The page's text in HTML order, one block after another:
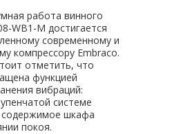
работа винного
WB1-M достигается
современному и
компрессору Embraco.
отметить, что
функцией
вибраций:
системе
содержимое шкафа
покоя.